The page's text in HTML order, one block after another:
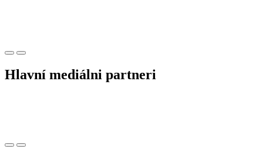
Hlavní mediálni partneri